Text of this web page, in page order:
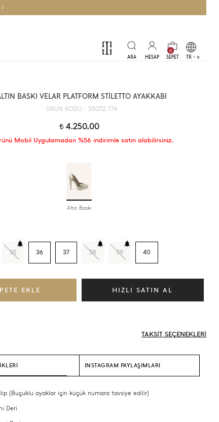
0
TR - t
BASKI VELAR PLATFORM STİLETTO AYAKKABI
ÜRÜN KODU : 35072 774
t4.250,00
Mobil Uygulamadan %56 indirimle satın alabilirsiniz.
Altın Baskı
35 36 37 38 39 40
TAKSİT SEÇENEKLERİ
INSTAGRAM PAYLAŞIMLARI
(Buçuklu ayaklar için küçük numara tavsiye edilir)
Deri